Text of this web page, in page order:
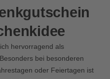
hervorragend als
bei besonderen
oder Feiertagen ist